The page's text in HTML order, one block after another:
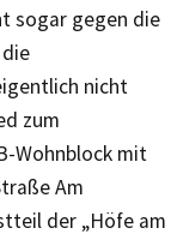
sogar gegen die
nicht
zum
Wohnblock mit
Am
der „Höfe am